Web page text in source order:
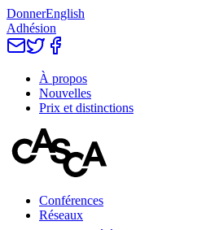
DonnerEnglish
Adhésion
À propos
Nouvelles
Prix et distinctions
Conférences
Réseaux